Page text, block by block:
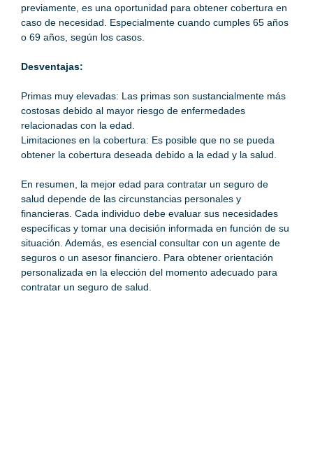
previamente, es una oportunidad para obtener cobertura en
caso de necesidad. Especialmente cuando cumples 65 años
o 69 años, según los casos.
Desventajas:
Primas muy elevadas: Las primas son sustancialmente más
costosas debido al mayor riesgo de enfermedades
relacionadas con la edad.
Limitaciones en la cobertura: Es posible que no se pueda
obtener la cobertura deseada debido a la edad y la salud.
En resumen, la mejor edad para contratar un seguro de
salud depende de las circunstancias personales y
financieras. Cada individuo debe evaluar sus necesidades
específicas y tomar una decisión informada en función de su
situación. Además, es esencial consultar con un agente de
seguros o un asesor financiero. Para obtener orientación
personalizada en la elección del momento adecuado para
contratar un seguro de salud.